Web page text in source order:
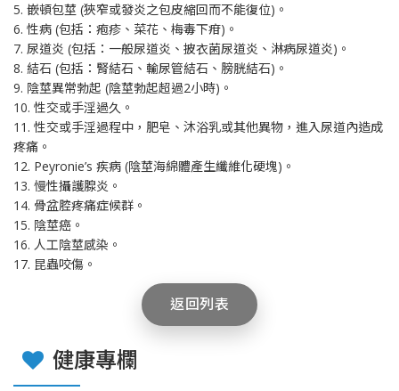
5. 嵌頓包莖 (狹窄或發炎之包皮縮回而不能復位)。
6. 性病 (包括：疱疹、菜花、梅毒下疳)。
7. 尿道炎 (包括：一般尿道炎、披衣菌尿道炎、淋病尿道炎)。
8. 結石 (包括：腎結石、輸尿管結石、膀胱結石)。
9. 陰莖異常勃起 (陰莖勃起超過2小時)。
10. 性交或手淫過久。
11. 性交或手淫過程中，肥皂、沐浴乳或其他異物，進入尿道內造成
疼痛。
12. Peyronie’s 疾病 (陰莖海綿體產生纖維化硬塊)。
13. 慢性攝護腺炎。
14. 骨盆腔疼痛症候群。
15. 陰莖癌。
16. 人工陰莖感染。
17. 昆蟲咬傷。
返回列表
健康專欄